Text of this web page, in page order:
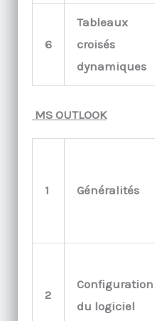
6
Tableaux
croisés
dynamiques
MS OUTLOOK
1 Généralités
2
Configuration
du logiciel